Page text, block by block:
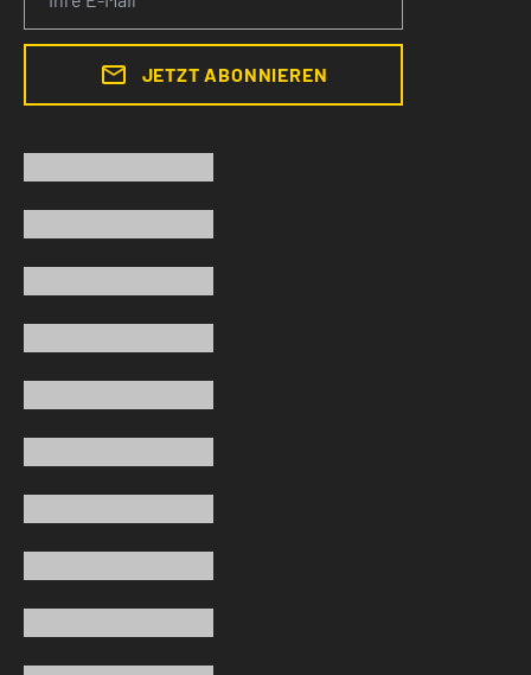
JETZT ABONNIEREN